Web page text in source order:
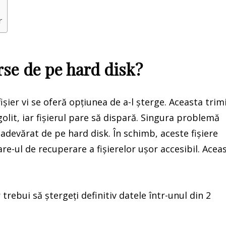
de pe hard disk?
vi se oferă opțiunea de a-l șterge. Aceasta
iar fișierul pare să dispară. Singura problemă
de pe hard disk. În schimb, aceste fișiere
ul de recuperare a fișierelor ușor accesibil.
trebui să ștergeți definitiv datele într-unul din 2